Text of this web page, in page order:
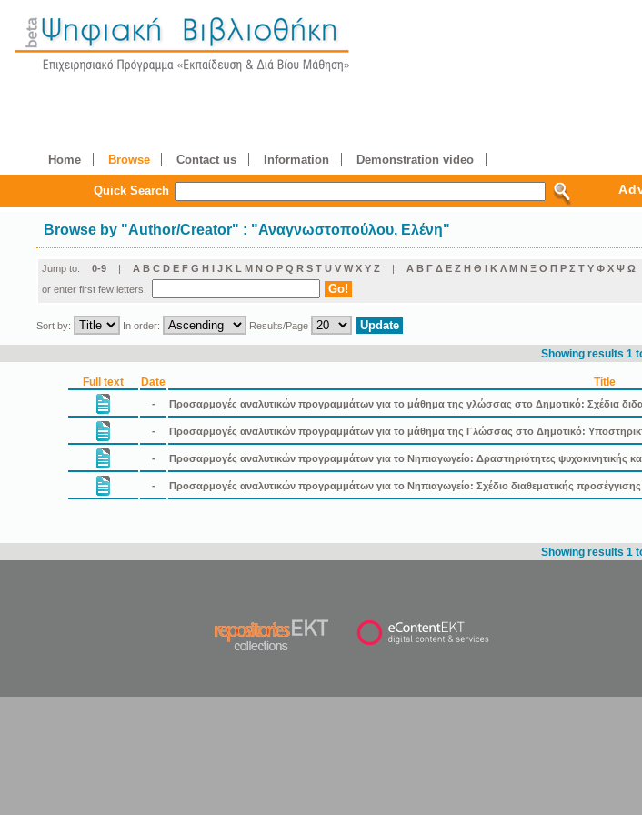
Home Browse Contact us Information Demonstration video
Quick Search
Browse by "Author/Creator" : "Αναγνωστοπούλου, Ελένη"
Jump to: 0-9 | A B C D E F G H I J K L M N O P Q R S T U V W X Y Z | Α Β Γ Δ Ε Ζ Η Θ Ι Κ Λ Μ Ν Ξ Ο Π Ρ Σ Τ Υ Φ Χ Ψ Ω
or enter first few letters:
Sort by: In order: Results/Page
Showing results 1
Full text Date Title
- Προσαρμογές αναλυτικών προγραμμάτων για το μάθημα της γλώσσας στο Δημοτικό: Σχέδια
- Προσαρμογές αναλυτικών προγραμμάτων για το μάθημα της Γλώσσας στο Δημοτικό:
- Προσαρμογές αναλυτικών προγραμμάτων για το Νηπιαγωγείο: Δραστηριότητες ψυχοκινητικής
- Προσαρμογές αναλυτικών προγραμμάτων για το Νηπιαγωγείο: Σχέδιο διαθεματικής
Showing results 1